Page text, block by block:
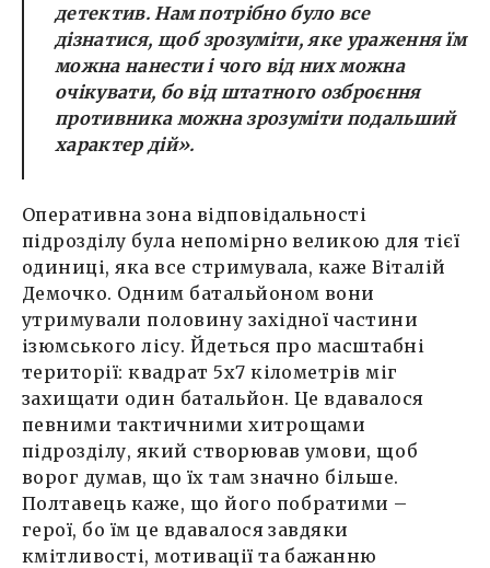
детектив. Нам потрібно було все
дізнатися, щоб зрозуміти, яке ураження їм
можна нанести і чого від них можна
очікувати, бо від штатного озброєння
противника можна зрозуміти подальший
характер дій».
Оперативна зона відповідальності
підрозділу була непомірно великою для тієї
одиниці, яка все стримувала, каже Віталій
Демочко. Одним батальйоном вони
утримували половину західної частини
ізюмського лісу. Йдеться про масштабні
території: квадрат 5х7 кілометрів міг
захищати один батальйон. Це вдавалося
певними тактичними хитрощами
підрозділу, який створював умови, щоб
ворог думав, що їх там значно більше.
Полтавець каже, що його побратими –
герої, бо їм це вдавалося завдяки
кмітливості, мотивації та бажанню